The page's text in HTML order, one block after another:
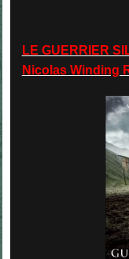
LE GUERRIER
Nicolas Winding